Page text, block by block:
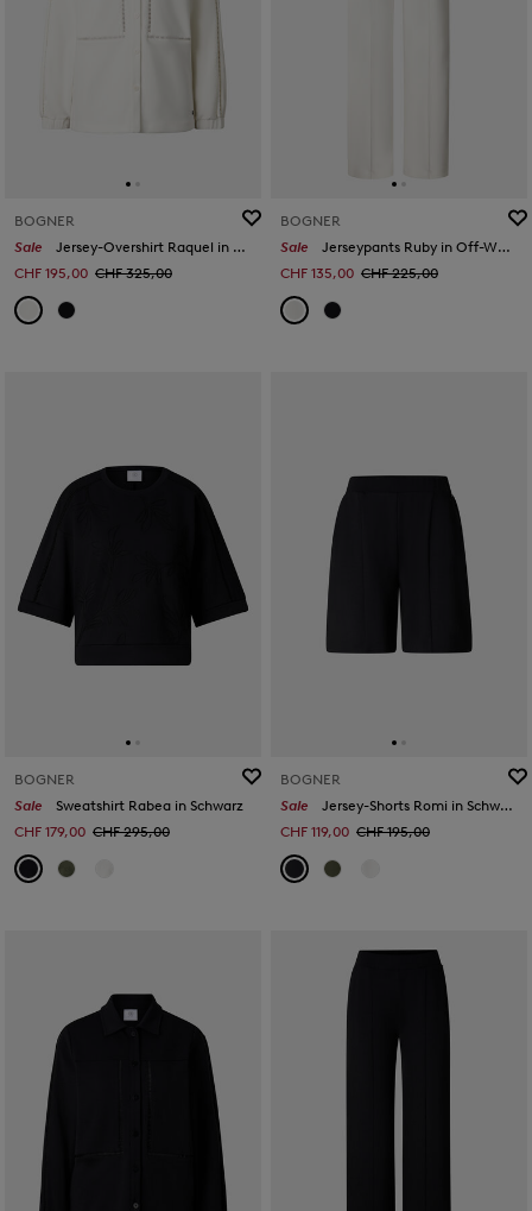
BOGNER
Sale
Jersey-Overshirt Raquel in Off-White
CHF 195,00 CHF 325,00
BOGNER
Sale
Jerseypants Ruby in Off-White
CHF 135,00 CHF 225,00
BOGNER
Sale
Sweatshirt Rabea in Schwarz
CHF 179,00 CHF 295,00
BOGNER
Sale
Jersey-Shorts Romi in Schwarz
CHF 119,00 CHF 195,00